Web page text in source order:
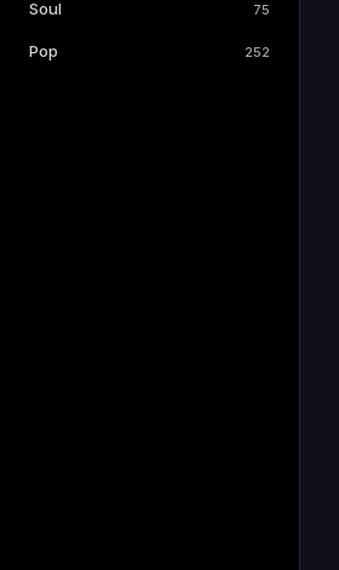
Soul 75
Pop 252